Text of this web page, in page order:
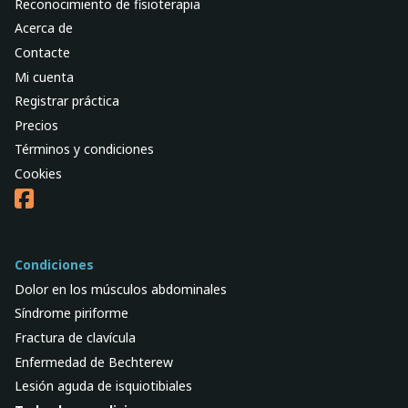
Reconocimiento de fisioterapia
Acerca de
Contacte
Mi cuenta
Registrar práctica
Precios
Términos y condiciones
Cookies
Condiciones
Dolor en los músculos abdominales
Síndrome piriforme
Fractura de clavícula
Enfermedad de Bechterew
Lesión aguda de isquiotibiales